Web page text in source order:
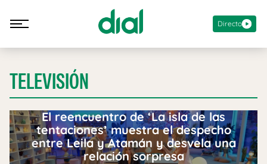
Directo
TELEVISIÓN
El reencuentro de ‘La isla de las
tentaciones’ muestra el despecho
entre Leila y Atamán y desvela una
relación sorpresa